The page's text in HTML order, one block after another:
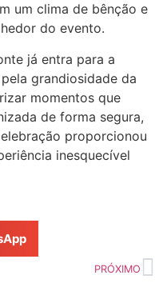
um clima de bênção e
do evento.
já entra para a
grandiosidade da
momentos que
de forma segura,
proporcionou
inesquecível
PRÓXIMO